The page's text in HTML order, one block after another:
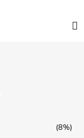
(8%)